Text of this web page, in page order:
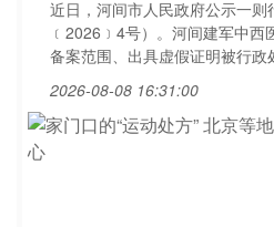
近日，河间市人民政府公示一
﹝2026﹞4号）。河间建军中西
备案范围、出具虚假证明被行政
2026-08-08 16:31:00